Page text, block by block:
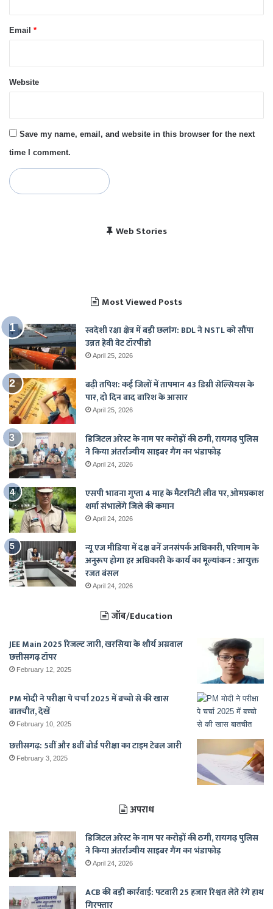
Email *
Website
Save my name, email, and website in this browser for the next
time I comment.
Web Stories
विराट कोहली की सेंचुरी से
भारत बनाम पाकिस्तान, हेड
पाकिस्तान में बजा भारत का
चैंपियंस ट्रॉफी 2025 में
Most Viewed Posts
स्वदेशी रक्षा क्षेत्र में बड़ी छलांग: BDL ने NSTL को सौंपा
उन्नत हेवी वेट टॉरपीडो
April 25, 2026
बढ़ी तपिश: कई जिलों में तापमान 43 डिग्री सेल्सियस के
पार, दो दिन बाद बारिश के आसार
April 25, 2026
डिजिटल अरेस्ट के नाम पर करोड़ों की ठगी, रायगढ़ पुलिस
ने किया अंतर्राज्यीय साइबर गैंग का भंडाफोड़
April 24, 2026
एसपी भावना गुप्ता 4 माह के मैटरनिटी लीव पर, ओमप्रकाश
शर्मा संभालेंगे जिले की कमान
April 24, 2026
न्यू एज मीडिया में दक्ष बनें जनसंपर्क अधिकारी, परिणाम के
अनुरूप होगा हर अधिकारी के कार्य का मूल्यांकन : आयुक्त
रजत बंसल
April 24, 2026
जॉब/Education
JEE Main 2025 रिजल्ट जारी, खरसिया के शौर्य अग्रवाल
छत्तीसगढ़ टॉपर
February 12, 2025
PM मोदी ने परीक्षा पे चर्चा 2025 में बच्चो से की खास
बातचीत, देखें
February 10, 2025
छत्तीसगढ़: 5वीं और 8वीं बोर्ड परीक्षा का टाइम टेबल जारी
February 3, 2025
अपराध
डिजिटल अरेस्ट के नाम पर करोड़ों की ठगी, रायगढ़ पुलिस
ने किया अंतर्राज्यीय साइबर गैंग का भंडाफोड़
April 24, 2026
ACB की बड़ी कार्रवाई: पटवारी 25 हजार रिश्वत लेते रंगे हाथ
गिरफ्तार